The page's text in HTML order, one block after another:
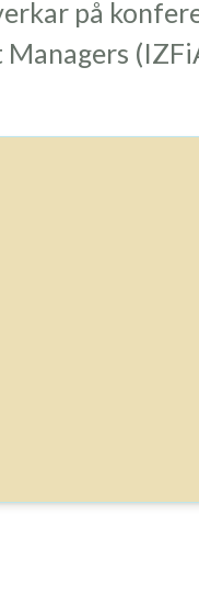
på
Managers